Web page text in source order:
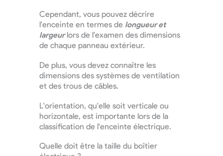
Cependant, vous pouvez décrire
l'enceinte en termes de longueur et
largeurlors de l'examen des dimensions
de chaque panneau extérieur.
De plus, vous devez connaître les
dimensions des systèmes de ventilation
et des trous de câbles.
L'orientation, qu'elle soit verticale ou
horizontale, est importante lors de la
classification de l'enceinte électrique.
Quelle doit être la taille du boîtier